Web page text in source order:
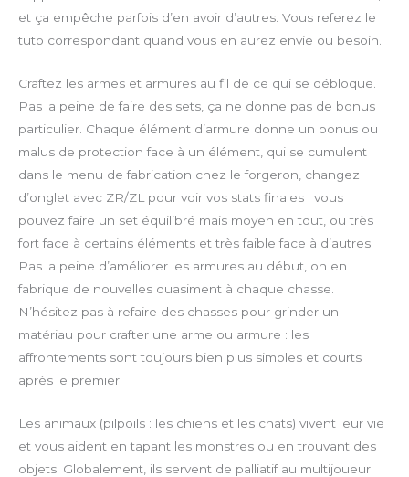
et ça empêche parfois d’en avoir d’autres. Vous referez le
tuto correspondant quand vous en aurez envie ou besoin.
Craftez les armes et armures au fil de ce qui se débloque.
Pas la peine de faire des sets, ça ne donne pas de bonus
particulier. Chaque élément d’armure donne un bonus ou
malus de protection face à un élément, qui se cumulent :
dans le menu de fabrication chez le forgeron, changez
d’onglet avec ZR/ZL pour voir vos stats finales ; vous
pouvez faire un set équilibré mais moyen en tout, ou très
fort face à certains éléments et très faible face à d’autres.
Pas la peine d’améliorer les armures au début, on en
fabrique de nouvelles quasiment à chaque chasse.
N’hésitez pas à refaire des chasses pour grinder un
matériau pour crafter une arme ou armure : les
affrontements sont toujours bien plus simples et courts
après le premier.
Les animaux (pilpoils : les chiens et les chats) vivent leur vie
et vous aident en tapant les monstres ou en trouvant des
objets. Globalement, ils servent de palliatif au multijoueur